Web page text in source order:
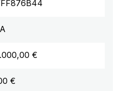
€
€